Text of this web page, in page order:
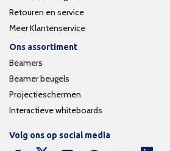
Retouren en service
Meer Klantenservice
Ons assortiment
Beamers
Beamer beugels
Projectieschermen
Interactieve whiteboards
Volg ons op social media